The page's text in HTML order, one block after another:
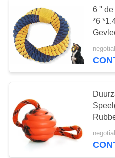
Zachte
Halsband
6 ''
*6